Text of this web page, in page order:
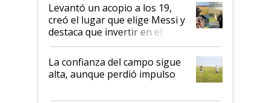
Levantó un acopio a los 19,
creó el lugar que elige Messi y
destaca que invertir en el
kirchnerismo era como "darle
plata a un hijo para droga":
Juan Félix Rossetti, el libertario
que de una dura crisis salió
La confianza del campo sigue
alta, aunque perdió impulso